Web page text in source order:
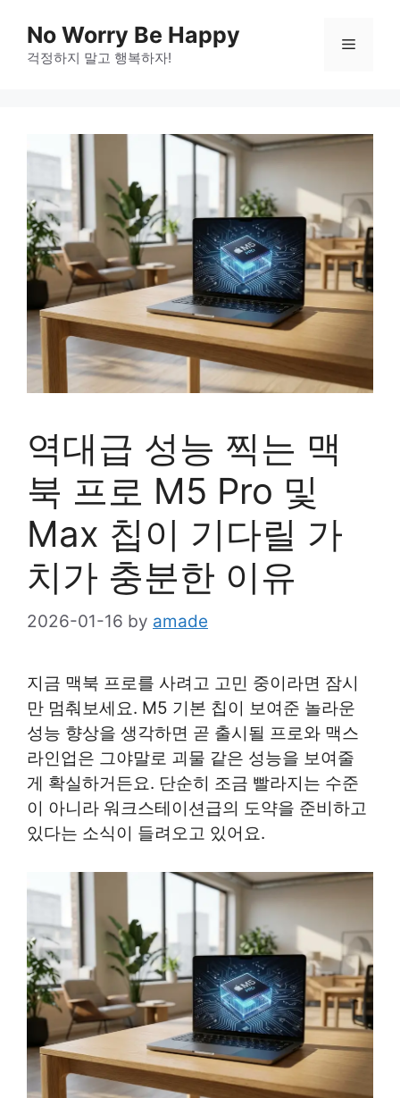
content
No Worry Be Happy
걱정하지 말고 행복하자!
Menu
역대급 성능 찍는 맥
북 프로 M5 Pro 및
Max 칩이 기다릴 가
치가 충분한 이유
2026-01-16 by amade
지금 맥북 프로를 사려고 고민 중이라면 잠시
만 멈춰보세요. M5 기본 칩이 보여준 놀라운
성능 향상을 생각하면 곧 출시될 프로와 맥스
라인업은 그야말로 괴물 같은 성능을 보여줄
게 확실하거든요. 단순히 조금 빨라지는 수준
이 아니라 워크스테이션급의 도약을 준비하고
있다는 소식이 들려오고 있어요.